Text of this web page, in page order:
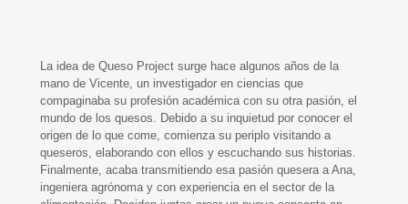
La idea de Queso Project surge hace algunos años de la
mano de Vicente, un investigador en ciencias que
compaginaba su profesión académica con su otra pasión, el
mundo de los quesos. Debido a su inquietud por conocer el
origen de lo que come, comienza su periplo visitando a
queseros, elaborando con ellos y escuchando sus historias.
Finalmente, acaba transmitiendo esa pasión quesera a Ana,
ingeniera agrónoma y con experiencia en el sector de la